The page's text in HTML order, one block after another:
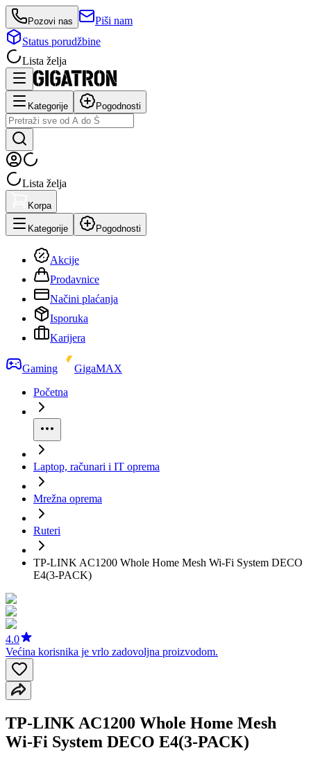
Pozovi nas
Piši nam
Status porudžbine
Lista želja
Kategorije Pogodnosti
Lista želja
Korpa
Kategorije Pogodnosti
Akcije
Prodavnice
Načini plaćanja
Isporuka
Karijera
Gaming
GigaMAX
Početna
Laptop, računari i IT oprema
Mrežna oprema
Ruteri
TP-LINK AC1200 Whole Home Mesh Wi-Fi System DECO
E4(3-PACK)
4.0
Većina korisnika je vrlo zadovoljna proizvodom.
TP-LINK AC1200 Whole Home Mesh
Wi-Fi System DECO E4(3-PACK)